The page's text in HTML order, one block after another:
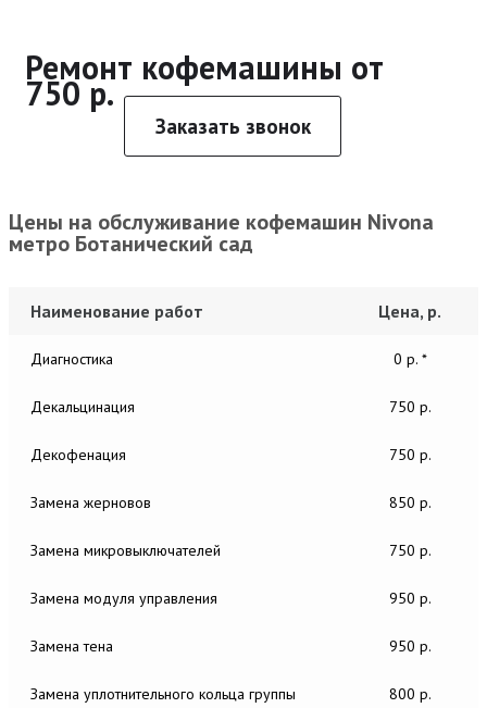
Ремонт кофемашины от
750 р.
Заказать звонок
Цены на обслуживание кофемашин Nivona
метро Ботанический сад
Наименование работ Цена, р.
Диагностика 0 р. *
Декальцинация 750 р.
Декофенация 750 р.
Замена жерновов 850 р.
Замена микровыключателей 750 р.
Замена модуля управления 950 р.
Замена тена 950 р.
Замена уплотнительного кольца группы 800 р.